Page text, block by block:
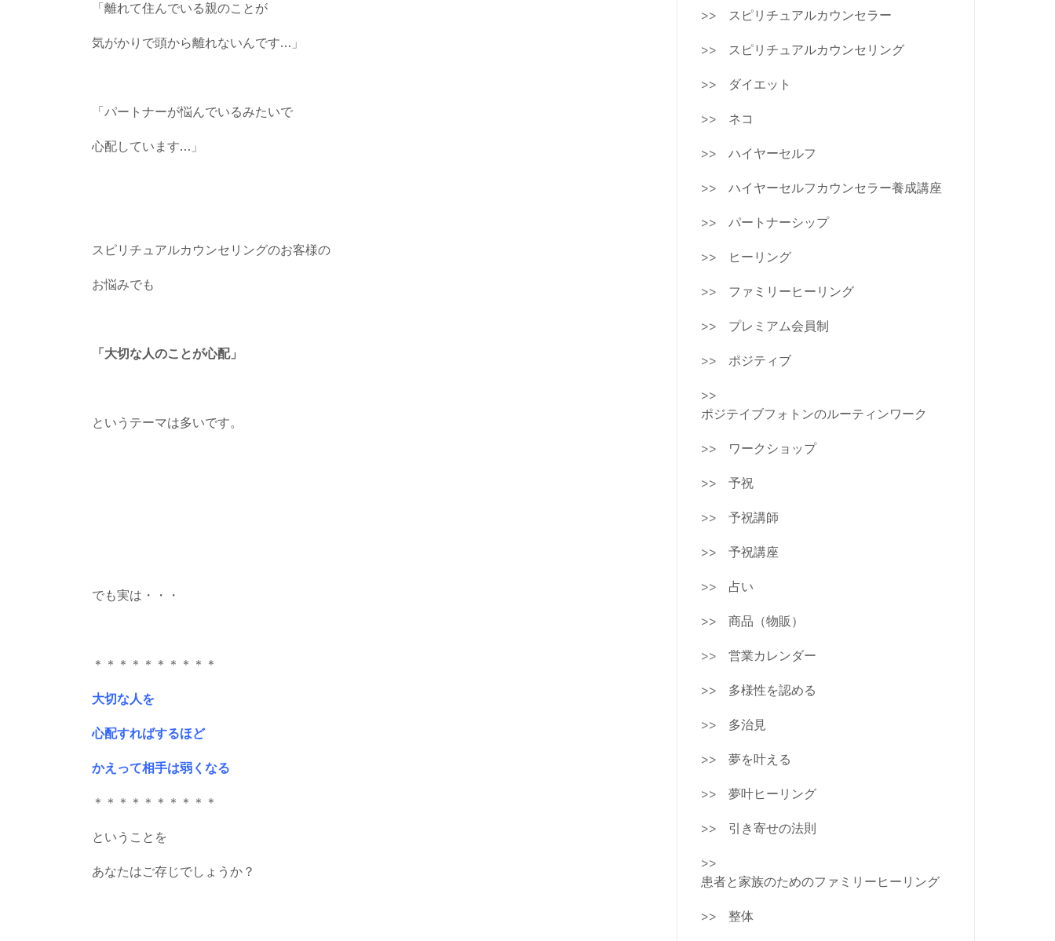
「離れて住んでいる親のことが
気がかりで頭から離れないんです…」
「パートナーが悩んでいるみたいで
心配しています…」
スピリチュアルカウンセリングのお客様の
お悩みでも
「大切な人のことが心配」
というテーマは多いです。
でも実は・・・
＊＊＊＊＊＊＊＊＊＊
大切な人を
心配すればするほど
かえって相手は弱くなる
＊＊＊＊＊＊＊＊＊＊
ということを
あなたはご存じでしょうか？
スピリチュアルカウンセラー
スピリチュアルカウンセリング
ダイエット
ネコ
ハイヤーセルフ
ハイヤーセルフカウンセラー養成講座
パートナーシップ
ヒーリング
ファミリーヒーリング
プレミアム会員制
ポジティブ
ポジテイブフォトンのルーティンワーク
ワークショップ
予祝
予祝講師
予祝講座
占い
商品（物販）
営業カレンダー
多様性を認める
多治見
夢を叶える
夢叶ヒーリング
引き寄せの法則
患者と家族のためのファミリーヒーリング
整体